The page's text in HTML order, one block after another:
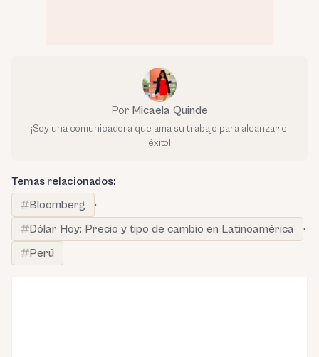
Por Micaela Quinde
¡Soy una comunicadora que ama su trabajo para alcanzar el
éxito!
Temas relacionados:
Bloomberg
·
Dólar Hoy: Precio y tipo de cambio en Latinoamérica
·
Perú